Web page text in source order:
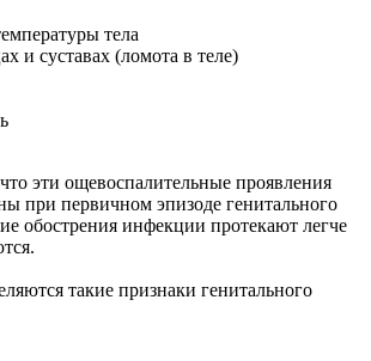
тела
и суставах (ломота в теле)
эти ощевоспалительные проявления
при первичном эпизоде генитального
обострения инфекции протекают легче
такие признаки генитального